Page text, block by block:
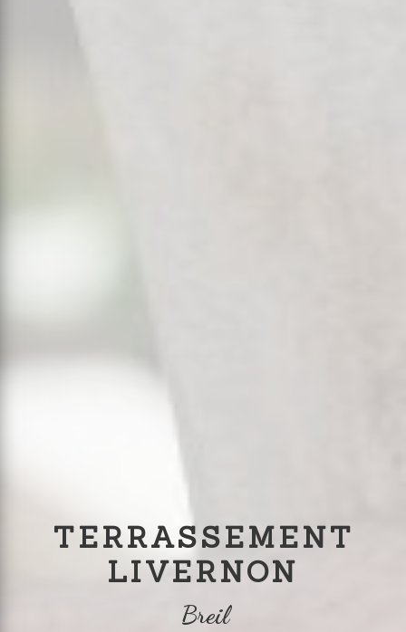
TERRASSEMENT
LIVERNON
Breil